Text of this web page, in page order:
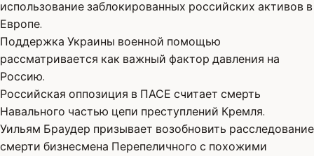
использование заблокированных российских активов в
Европе.
Поддержка Украины военной помощью
рассматривается как важный фактор давления на
Россию.
Российская оппозиция в ПАСЕ считает смерть
Навального частью цепи преступлений Кремля.
Уильям Браудер призывает возобновить расследование
смерти бизнесмена Перепеличного с похожими